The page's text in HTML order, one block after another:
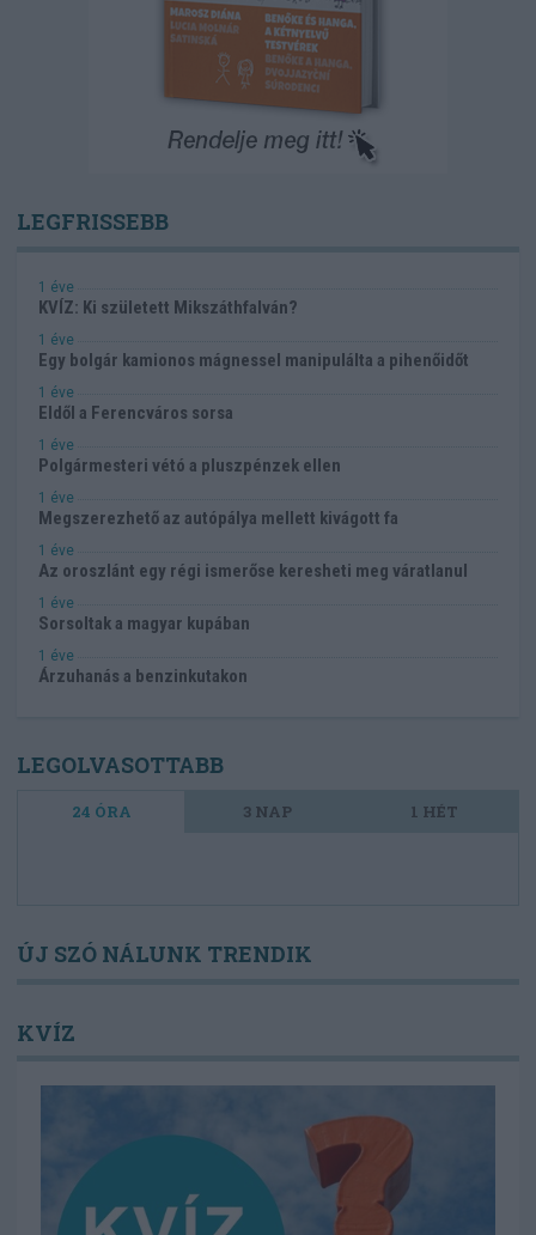
LEGFRISSEBB
1 éve
KVÍZ: Ki született Mikszáthfalván?
1 éve
Egy bolgár kamionos mágnessel manipulálta a pihenőidőt
1 éve
Eldől a Ferencváros sorsa
1 éve
Polgármesteri vétó a pluszpénzek ellen
1 éve
Megszerezhető az autópálya mellett kivágott fa
1 éve
Az oroszlánt egy régi ismerőse keresheti meg váratlanul
1 éve
Sorsoltak a magyar kupában
1 éve
Árzuhanás a benzinkutakon
LEGOLVASOTTABB
24 ÓRA 3 NAP 1 HÉT
ÚJ SZÓ NÁLUNK TRENDIK
KVÍZ